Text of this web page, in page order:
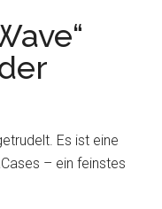
Es ist eine
– ein feinstes